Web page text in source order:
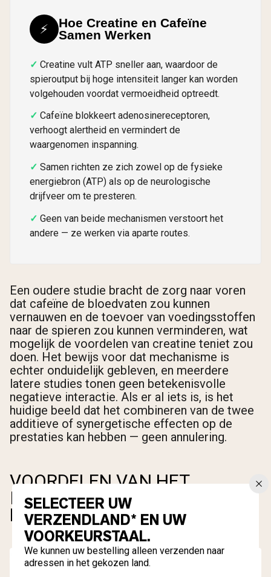
⚡
Hoe Creatine en Cafeïne
Samen Werken
Creatine vult ATP sneller aan, waardoor de
spieroutput bij hoge intensiteit langer kan worden
volgehouden voordat vermoeidheid optreedt.
Cafeïne blokkeert adenosinereceptoren,
verhoogt alertheid en vermindert de
waargenomen inspanning.
Samen richten ze zich zowel op de fysieke
energiebron (ATP) als op de neurologische
drijfveer om te presteren.
Geen van beide mechanismen verstoort het
andere — ze werken via aparte routes.
Een oudere studie bracht de zorg naar voren
dat cafeïne de bloedvaten zou kunnen
vernauwen en de toevoer van voedingsstoffen
naar de spieren zou kunnen verminderen, wat
mogelijk de voordelen van creatine teniet zou
doen. Het bewijs voor dat mechanisme is
echter onduidelijk gebleven, en meerdere
latere studies tonen geen betekenisvolle
negatieve interactie. Als er al iets is, is het
huidige beeld dat het combineren van de twee
additieve of synergetische effecten op de
prestaties kan hebben — geen annulering.
VOORDELEN VAN HET
INNEMEN VAN CREATINE MET
KOFFIE
SELECTEER UW
VERZENDLAND* EN UW
VOORKEURSTAAL.
We kunnen uw bestelling alleen verzenden naar
adressen in het gekozen land.